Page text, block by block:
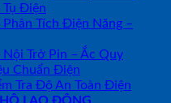
Điện
Tích Điện Năng –
Trở Pin – Ắc Quy
Chuẩn Điện
Tra Độ An Toàn Điện
LAO ĐỘNG